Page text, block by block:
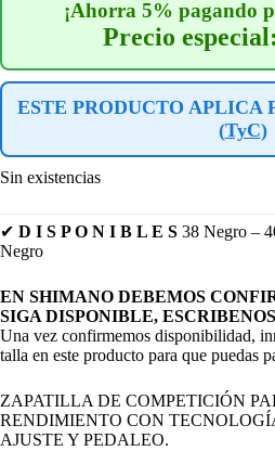
¡Ahorra 5% pagando
Precio
ESTE PRODUCTO APLICA
(TyC)
Sin existencias
✔ D I S P O N I B L E S 38 Negro –
Negro
EN SHIMANO DEBEMOS
SIGA DISPONIBLE,
Una vez confirmemos disponibilidad,
talla en este producto para que puedas
ZAPATILLA DE COMPETICIÓN
RENDIMIENTO CON
AJUSTE Y PEDALEO.